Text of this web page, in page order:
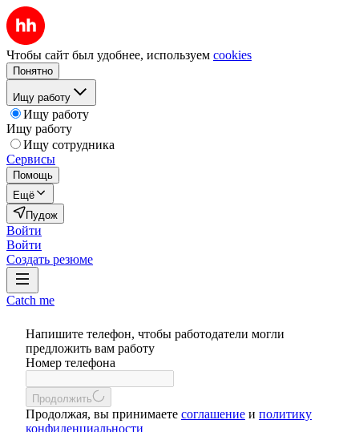
Чтобы сайт был удобнее, используем cookies
Понятно
Ищу работу
Ищу работу
Ищу работу
Ищу сотрудника
Сервисы
Помощь
Ещё
Пудож
Войти
Войти
Создать резюме
Catch me
Напишите телефон, чтобы работодатели могли
предложить вам работу
Номер телефона
Продолжить
Продолжая, вы принимаете соглашение и политику
конфиденциальности